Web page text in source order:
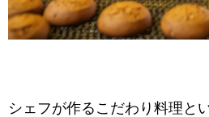
シェフが作るこだわり料理と